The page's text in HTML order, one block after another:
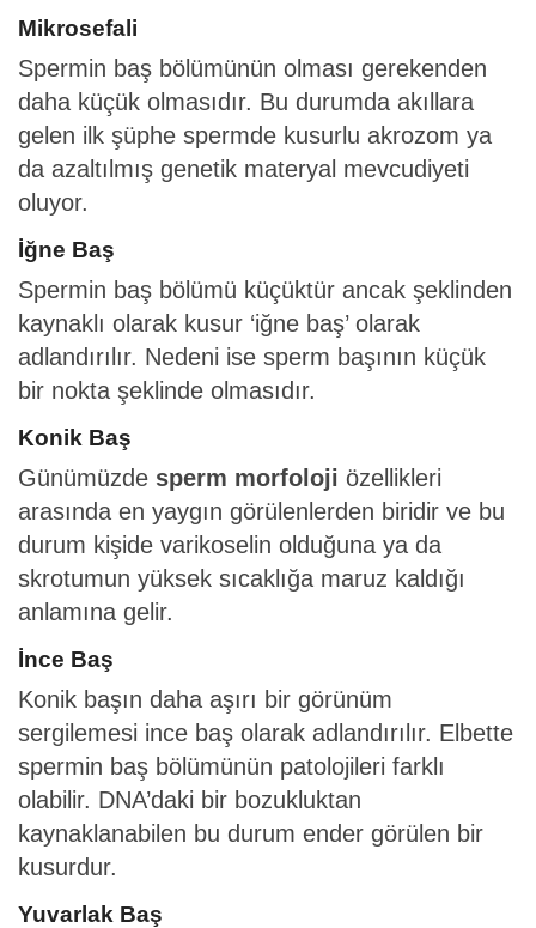
Mikrosefali
Spermin baş bölümünün olması gerekenden
daha küçük olmasıdır. Bu durumda akıllara
gelen ilk şüphe spermde kusurlu akrozom ya
da azaltılmış genetik materyal mevcudiyeti
oluyor.
İğne Baş
Spermin baş bölümü küçüktür ancak şeklinden
kaynaklı olarak kusur ‘iğne baş’ olarak
adlandırılır. Nedeni ise sperm başının küçük
bir nokta şeklinde olmasıdır.
Konik Baş
Günümüzde sperm morfoloji özellikleri
arasında en yaygın görülenlerden biridir ve bu
durum kişide varikoselin olduğuna ya da
skrotumun yüksek sıcaklığa maruz kaldığı
anlamına gelir.
İnce Baş
Konik başın daha aşırı bir görünüm
sergilemesi ince baş olarak adlandırılır. Elbette
spermin baş bölümünün patolojileri farklı
olabilir. DNA’daki bir bozukluktan
kaynaklanabilen bu durum ender görülen bir
kusurdur.
Yuvarlak Baş